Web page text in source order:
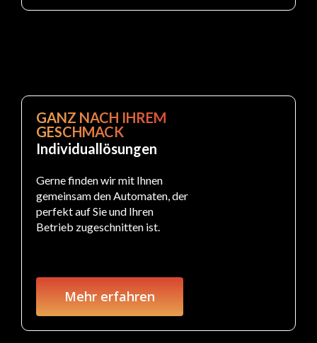
GANZ NACH IHREM
GESCHMACK
Individuallösungen
Gerne finden wir mit Ihnen
gemeinsam den Automaten, der
perfekt auf Sie und Ihren
Betrieb zugeschnitten ist.
Mehr erfahren